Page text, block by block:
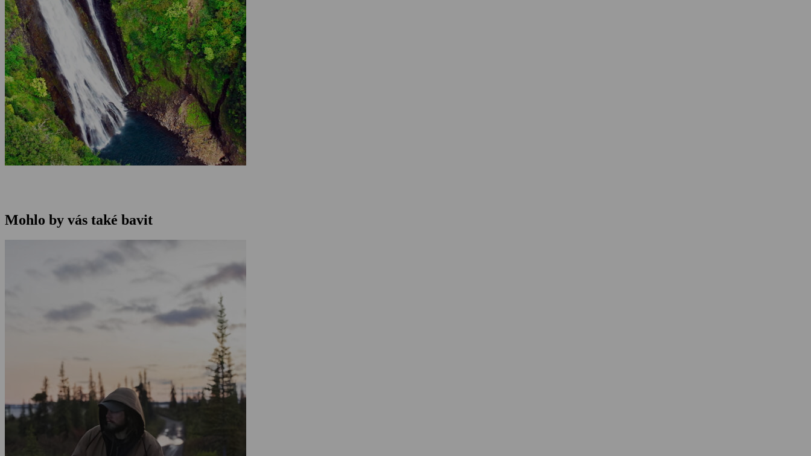
Mohlo by vás také bavit